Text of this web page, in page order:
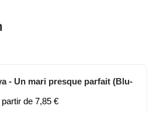
- Un mari presque parfait (Blu-
de 7,85 €